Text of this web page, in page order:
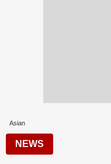
Asian
NEWS